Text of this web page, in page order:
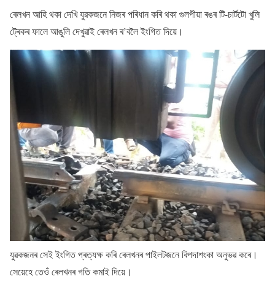
ৰেলখন আহি থকা দেখি যুৱকজনে নিজৰ পৰিধান কৰি থকা গুলপীয়া ৰঙৰ টি-চাৰ্টটো খুলি
ট্ৰেকৰ ফালে আঙুলি দেখুৱাই ৰেলখন ৰ’বলৈ ইংগিত দিয়ে।
যুৱকজনৰ সেই ইংগিত প্ৰত্যক্ষ কৰি ৰেলখনৰ পাইলটজনে বিপদাশংকা অনুভৱ কৰে।
সেয়েহে তেওঁ ৰেলখনৰ গতি কমাই দিয়ে।